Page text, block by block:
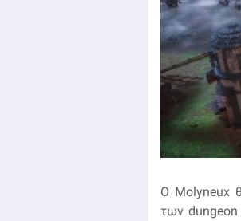
Ο Molyneux
των dungeon